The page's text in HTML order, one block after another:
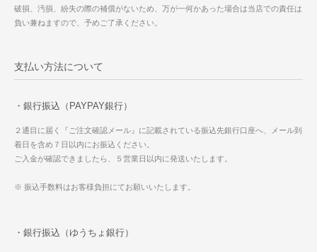
破損、汚損、紛失の際の補償がないため、万が一何かあった場合は当店での責任は
負い兼ねますので、予めご了承ください。
支払い方法について
・銀行振込（PAYPAY銀行）
２通目に届く『ご注文確認メール』に記載されている振込先銀行口座へ、メール到
着日を含め７日以内にお振込ください。
ご入金が確認できましたら、５営業日以内に発送いたします。
※ 振込手数料はお客様負担にてお願いいたします。
・銀行振込（ゆうちょ銀行）